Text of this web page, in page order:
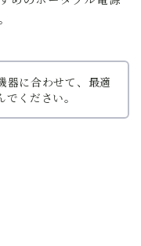
器に合わせて、最適
ください。